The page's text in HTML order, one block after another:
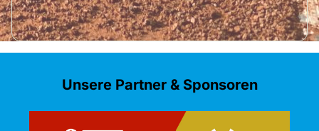
Unsere Partner & Sponsoren